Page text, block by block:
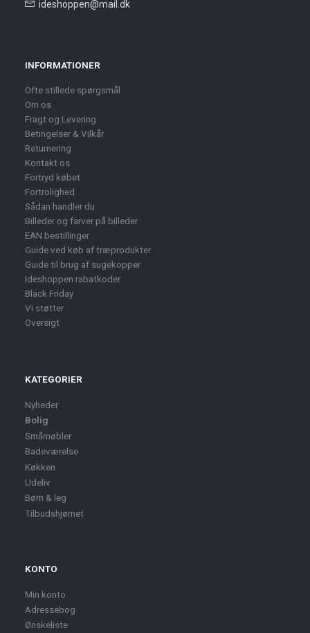
ideshoppen@mail.dk
INFORMATIONER
Ofte stillede spørgsmål
Om os
Fragt og Levering
Betingelser & Vilkår
Returnering
Kontakt os
Fortryd købet
Fortrolighed
Sådan handler du
Billeder og farver på billeder
EAN bestillinger
Guide ved køb af træprodukter
Guide til brug af sugekopper
Ideshoppen rabatkoder
Black Friday
Vi støtter
Oversigt
KATEGORIER
Nyheder
Bolig
Småmøbler
Badeværelse
Køkken
Udeliv
Børn & leg
Tilbudshjørnet
KONTO
Min konto
Adressebog
Ønskeliste